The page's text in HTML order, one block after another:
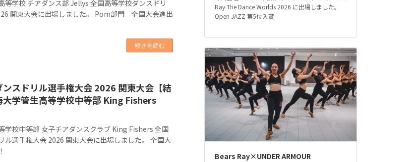
等学校 チアダンス部 Jellys 全国高等学校ダンスドリ
関東大会に出場しました。 Pom部門 全国大会進出
続きを読む
スドリル選手権大会 2026 関東大会【結
大学管生高等学校中等部 King Fishers
学校中等部 女子チアダンスクラブ King Fishers 全国
ル選手権大会 2026 関東大会に出場しました。 全国大
Ray The Dance Worlds 2026 に出場しました。
Open JAZZ 第5位入賞
Bears Ray×UNDER ARMOUR